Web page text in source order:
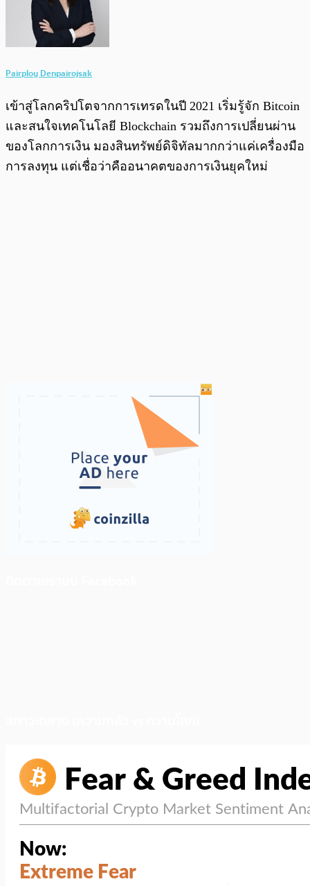
Pairploy Denpairojsak
เข้าสู่โลกคริปโตจากการเทรดในปี 2021 เริ่มรู้จัก Bitcoin
และสนใจเทคโนโลยี Blockchain รวมถึงการเปลี่ยนผ่าน
ของโลกการเงิน มองสินทรัพย์ดิจิทัลมากกว่าแค่เครื่องมือ
การลงทุน แต่เชื่อว่าคืออนาคตของการเงินยุคใหม่